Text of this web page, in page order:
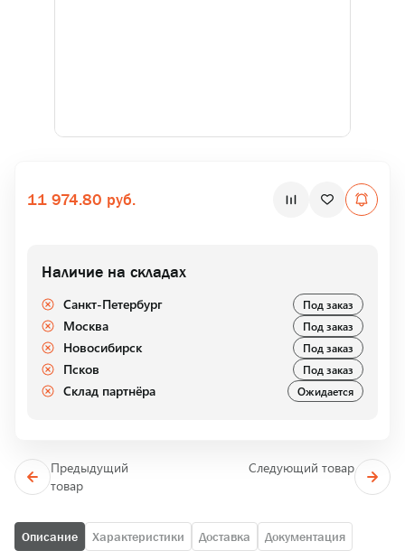
Описание Характеристики Доставка Документация
11 974.80 руб.
Наличие на складах
Санкт-Петербург Под заказ
Москва Под заказ
Новосибирск Под заказ
Псков Под заказ
Склад партнёра Ожидается
Предыдущий
товар
Следующий товар